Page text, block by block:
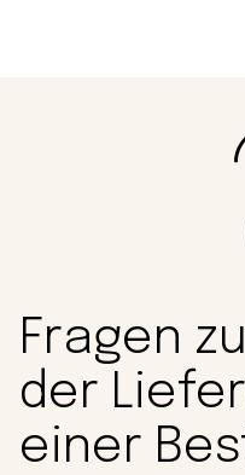
Fragen
der
einer